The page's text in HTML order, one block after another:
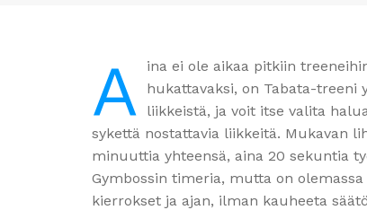
A
ina ei ole aikaa pitkiin
hukattavaksi, on Tabata-treeni
liikkeistä, ja voit itse valita
sykettä nostattavia liikkeitä. Mukavan
minuuttia yhteensä, aina 20 sekuntia
Gymbossin timeria, mutta on
kierrokset ja ajan, ilman kauheeta